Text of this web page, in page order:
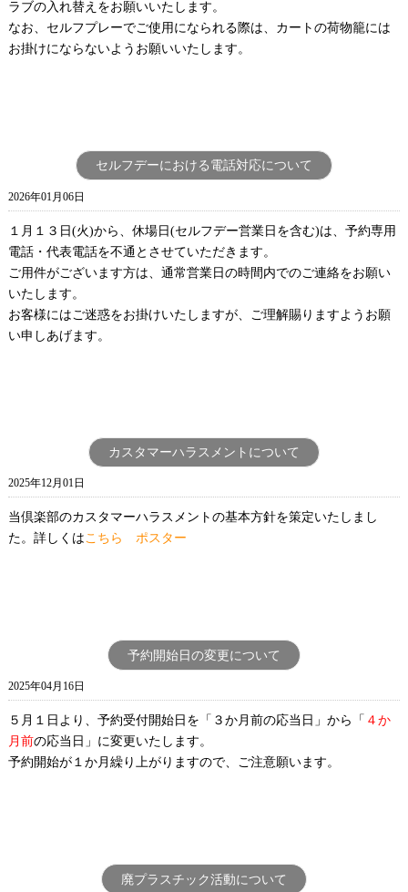
ラブの入れ替えをお願いいたします。
なお、セルフプレーでご使用になられる際は、カートの荷物籠には
お掛けにならないようお願いいたします。
セルフデーにおける電話対応について
2026年01月06日
１月１３日(火)から、休場日(セルフデー営業日を含む)は、予約専用
電話・代表電話を不通とさせていただきます。
ご用件がございます方は、通常営業日の時間内でのご連絡をお願い
いたします。
お客様にはご迷惑をお掛けいたしますが、ご理解賜りますようお願
い申しあげます。
カスタマーハラスメントについて
2025年12月01日
当倶楽部のカスタマーハラスメントの基本方針を策定いたしまし
た。詳しくはこちら ポスター
予約開始日の変更について
2025年04月16日
５月１日より、予約受付開始日を「３か月前の応当日」から「 ４か
月前の応当日」に変更いたします。
予約開始が１か月繰り上がりますので、ご注意願います。
廃プラスチック活動について